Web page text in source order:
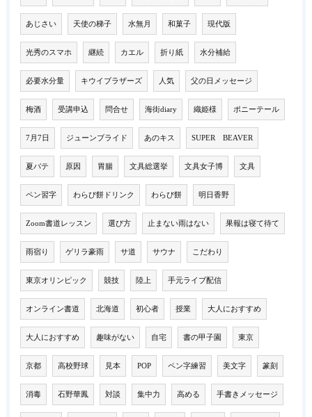
あじさい 天使の梯子 水無月 和菓子 現代版
光秀のスマホ 継続 カエル 折り紙 水分補給
必要水分量 キウイブラザーズ 人気 父の日メッセージ
梅酒 受講申込 問合せ 海街diary 織姫様 ポニーテール
7月7日 ジューンブライド あのキス SUPER BEAVER
夏バテ 原因 胃腸 文具総選挙 文具女子博 文具
ペン習字 わらび餅ドリンク わらび餅 明日香野
Zoom書道レッスン 選び方 止まない雨はない 果報は寝て待て
雨宿り ゲリラ豪雨 サ道 サウナ こだわり
東京オリンピック 競技 陸上 手元ライブ配信
オンライン書道 北海道 初心者 授業 大人におすすめ
大人におすすめ 趣味がない 自宅 書の甲子園 東京
京都 高校野球 見本 POP ペン字練習 美文字 篆刻
消毒 石野華鳳 対談 集中力 高める 手書きメッセージ